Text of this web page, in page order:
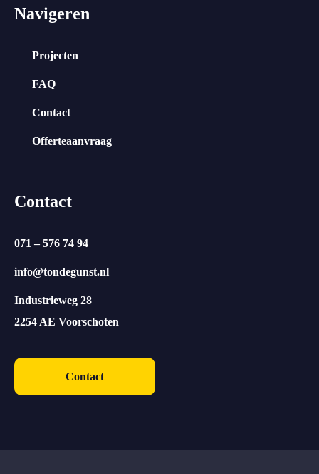
Navigeren
Projecten
FAQ
Contact
Offerteaanvraag
Contact
071 – 576 74 94
info@tondegunst.nl
Industrieweg 28
2254 AE Voorschoten
Contact